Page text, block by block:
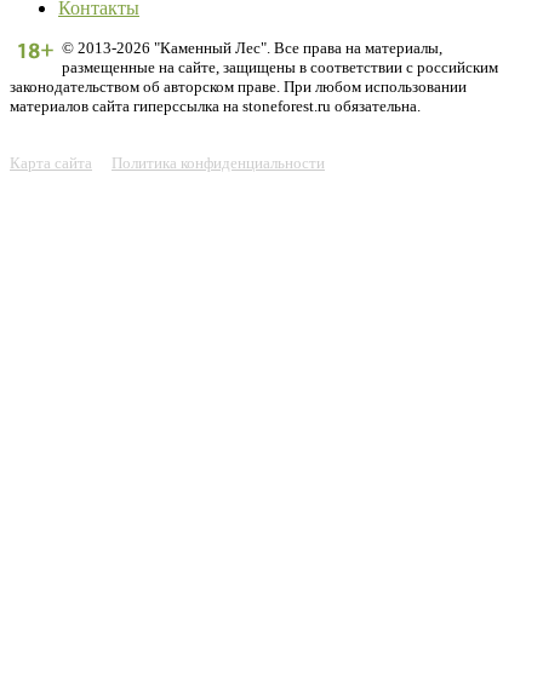
Контакты
© 2013-2026 "Каменный Лес". Все права на материалы,
размещенные на сайте, защищены в соответствии с российским
законодательством об авторском праве. При любом использовании
материалов сайта гиперссылка на stoneforest.ru обязательна.
Карта сайта Политика конфиденциальности